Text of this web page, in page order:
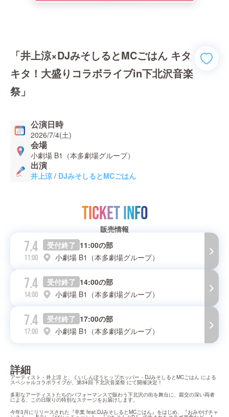
「井上涼×DJみそしるとMCごはん キタ
キタ！大盛りコラボライブin下北沢音楽
祭」
公演日時
2026/7/4(土)
会場
小劇場 B1（本多劇場グループ）
出演
井上涼 / DJみそしるとMCごはん
TICKET INFO
販売情報
7.4
11:00
受付終了 11:00の部
小劇場 B1（本多劇場グループ）
7.4
14:00
受付終了 14:00の部
小劇場 B1（本多劇場グループ）
7.4
17:00
受付終了 17:00の部
小劇場 B1（本多劇場グループ）
詳細
アーティスト・井上涼 と、くいしんぼうヒップホッパー・DJみそしるとMCごはん による
スペシャルコラボライブが、第34回 下北沢音楽祭 にて開催決定！
多彩なアーティストたちのパフォーマンスで賑わう下北沢の街を舞台に、親交の深い両者
による、この日限りの特別なステージをお届けします。
今年3月にリリースされた『卒業 feat.DJみそしるとMCごはん』をはじめ、『おみやげチャ